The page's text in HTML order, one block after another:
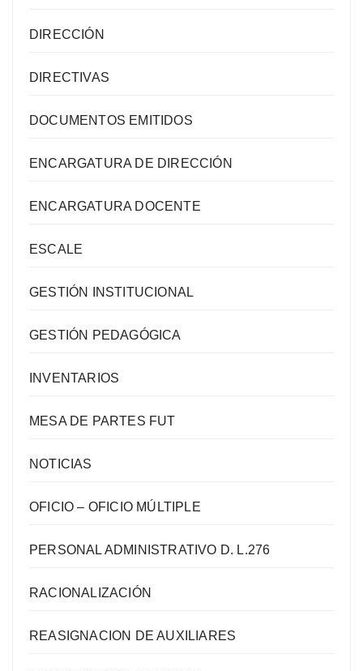
DIRECCIÓN
DIRECTIVAS
DOCUMENTOS EMITIDOS
ENCARGATURA DE DIRECCIÓN
ENCARGATURA DOCENTE
ESCALE
GESTIÓN INSTITUCIONAL
GESTIÓN PEDAGÓGICA
INVENTARIOS
MESA DE PARTES FUT
NOTICIAS
OFICIO – OFICIO MÚLTIPLE
PERSONAL ADMINISTRATIVO D. L.276
RACIONALIZACIÓN
REASIGNACION DE AUXILIARES